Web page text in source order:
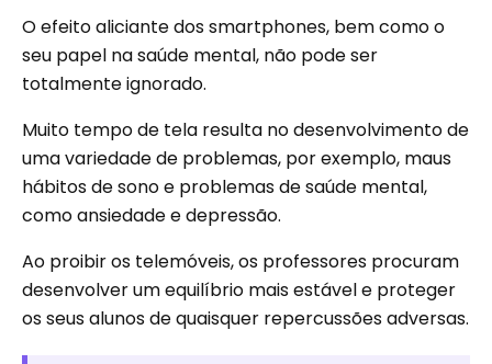
O efeito aliciante dos smartphones, bem como o
seu papel na saúde mental, não pode ser
totalmente ignorado.
Muito tempo de tela resulta no desenvolvimento de
uma variedade de problemas, por exemplo, maus
hábitos de sono e problemas de saúde mental,
como ansiedade e depressão.
Ao proibir os telemóveis, os professores procuram
desenvolver um equilíbrio mais estável e proteger
os seus alunos de quaisquer repercussões adversas.